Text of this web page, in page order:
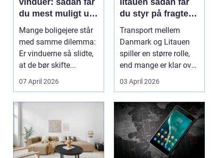
vinduer: sådan får
du mest muligt ud
af dine gamle
vinduer
Mange boligejere står
med samme dilemma:
Er vinduerne så slidte,
at de bør skifte...
07 April 2026
litauen sådan får
du styr på fragten
til baltikum
Transport mellem
Danmark og Litauen
spiller en større rolle,
end mange er klar over.
Litauen er et n...
03 April 2026